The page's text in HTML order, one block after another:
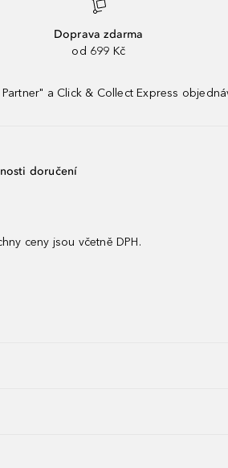
Doprava zdarma
od 699 Kč
a Click & Collect Express
doručení
ceny jsou včetně DPH.